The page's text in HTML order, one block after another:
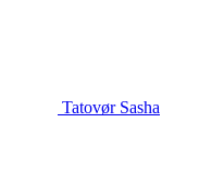
Tatovør Sasha